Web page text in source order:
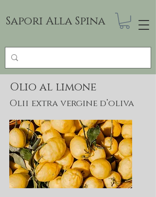
Sapori Alla Spina
Olio al limone
Olii extra vergine d’oliva